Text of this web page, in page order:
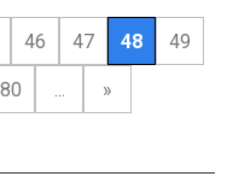
46 47 48 49
80 »